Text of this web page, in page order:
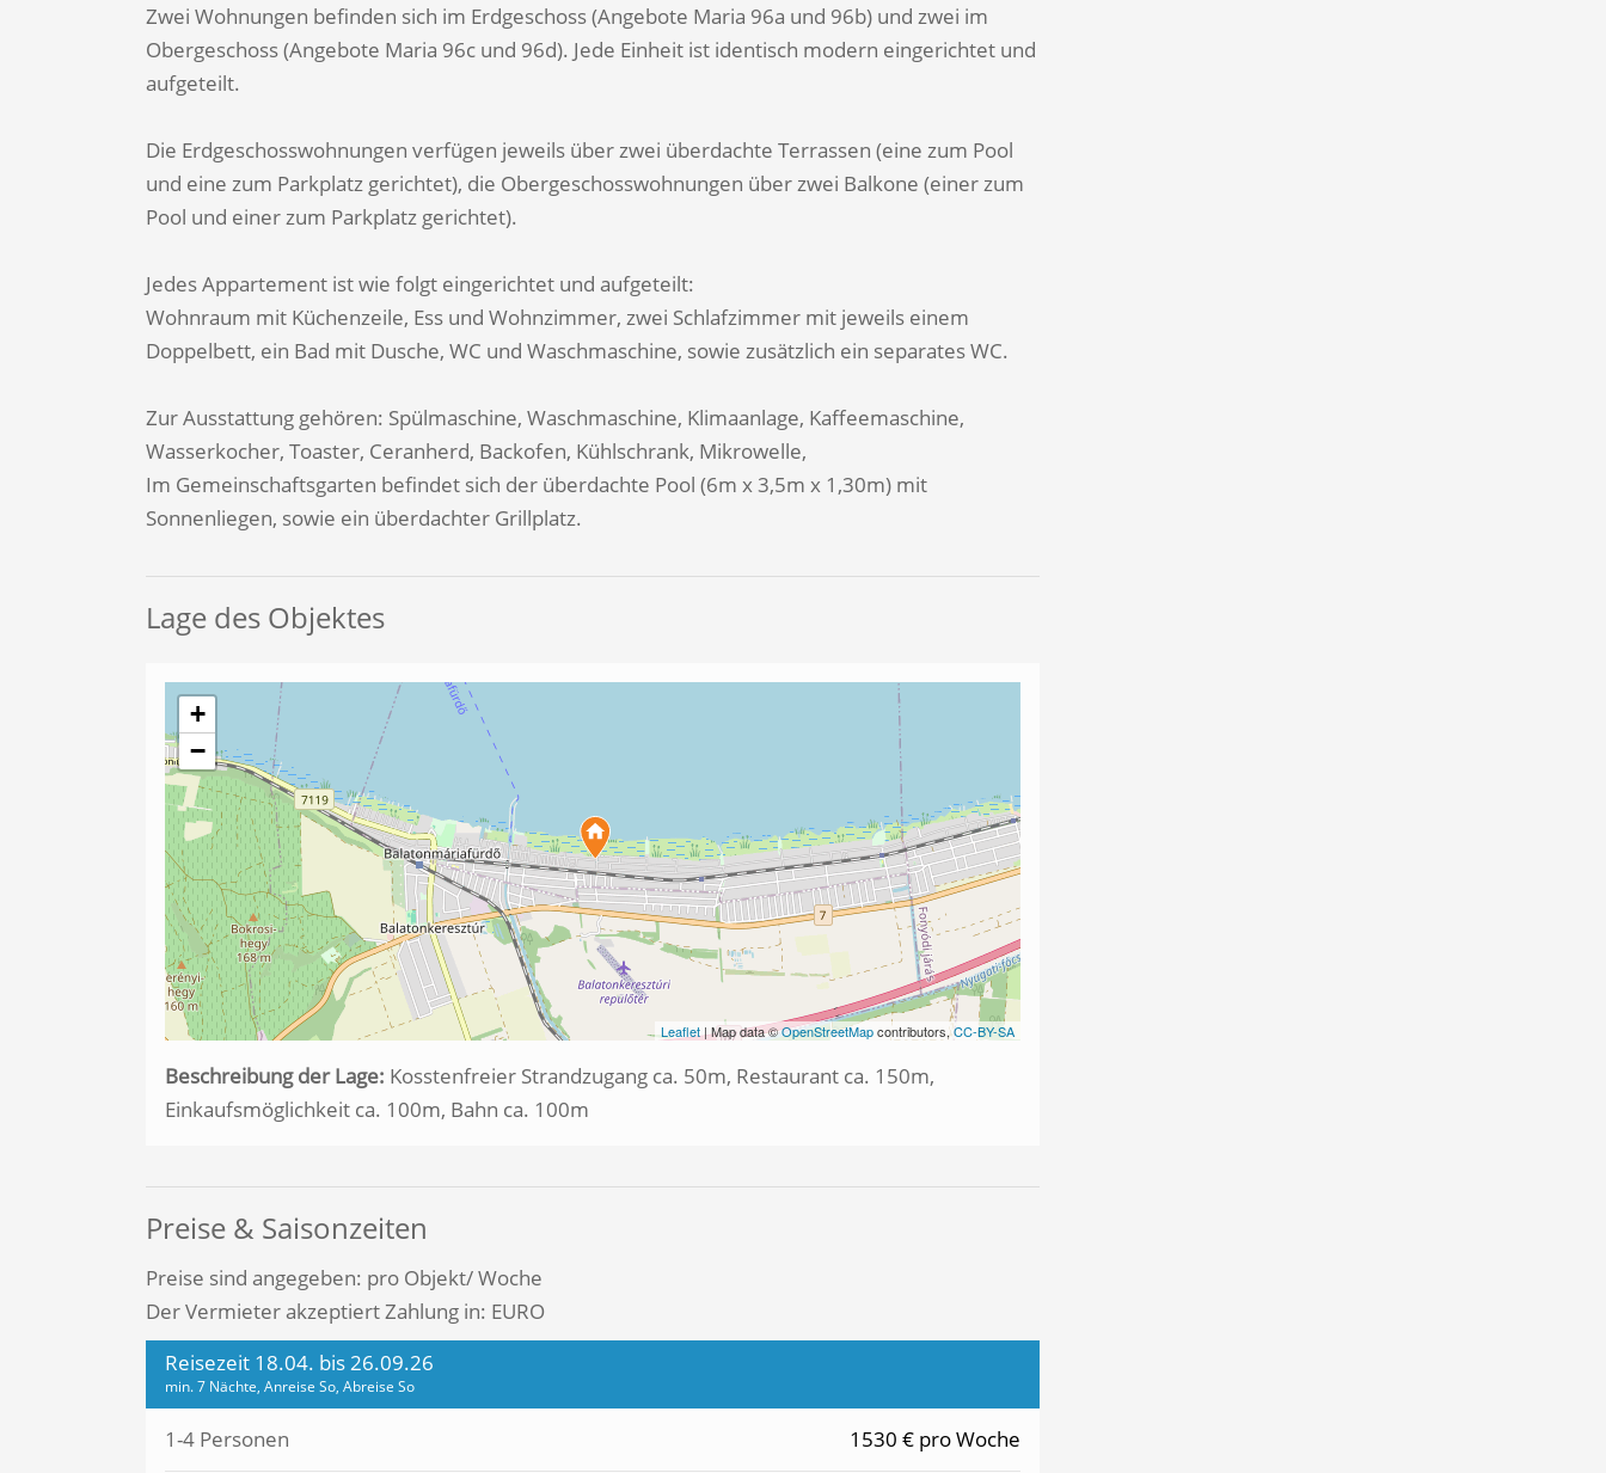
Zwei Wohnungen befinden sich im Erdgeschoss (Angebote Maria 96a und 96b) und zwei im
Obergeschoss (Angebote Maria 96c und 96d). Jede Einheit ist identisch modern eingerichtet und
aufgeteilt.
Die Erdgeschosswohnungen verfügen jeweils über zwei überdachte Terrassen (eine zum Pool
und eine zum Parkplatz gerichtet), die Obergeschosswohnungen über zwei Balkone (einer zum
Pool und einer zum Parkplatz gerichtet).
Jedes Appartement ist wie folgt eingerichtet und aufgeteilt:
Wohnraum mit Küchenzeile, Ess und Wohnzimmer, zwei Schlafzimmer mit jeweils einem
Doppelbett, ein Bad mit Dusche, WC und Waschmaschine, sowie zusätzlich ein separates WC.
Zur Ausstattung gehören: Spülmaschine, Waschmaschine, Klimaanlage, Kaffeemaschine,
Wasserkocher, Toaster, Ceranherd, Backofen, Kühlschrank, Mikrowelle,
Im Gemeinschaftsgarten befindet sich der überdachte Pool (6m x 3,5m x 1,30m) mit
Sonnenliegen, sowie ein überdachter Grillplatz.
Lage des Objektes
+
−
Leaflet| Map data ©OpenStreetMapcontributors,CC-BY-SA
Beschreibung der Lage: Kosstenfreier Strandzugang ca. 50m, Restaurant ca. 150m,
Einkaufsmöglichkeit ca. 100m, Bahn ca. 100m
Preise & Saisonzeiten
Preise sind angegeben: pro Objekt/ Woche
Der Vermieter akzeptiert Zahlung in: EURO
Reisezeit 18.04. bis 26.09.26
min. 7 Nächte, Anreise So, Abreise So
1-4 Personen 1530 € pro Woche